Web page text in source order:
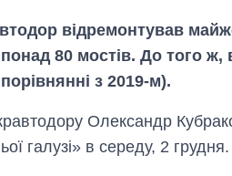
відремонтував
80 мостів. До того ж,
з 2019-м).
Олександр
галузі» в середу, 2 грудня.